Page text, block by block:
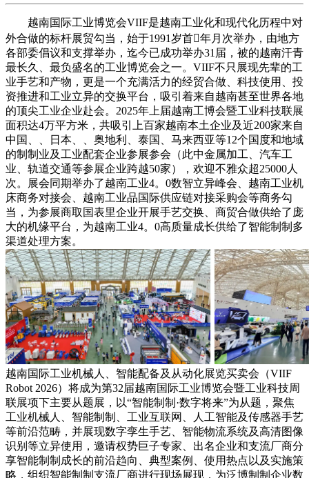
越南国际工业博览会VIIF是越南工业化和现代化历程中对
外合做的标杆展贸勾当，始于1991岁首年月次举办，由地方
各部委倡议和支撑举办，迄今已成功举办31届，被的越南汗青
最长久、最负盛名的工业博览会之一。VIIF不只展现先辈的工
业手艺和产物，更是一个充满活力的经贸合做、科技使用、投
资推进和工业立异的交换平台，吸引着来自越南甚至世界各地
的顶尖工业企业赴会。2025年上届越南工博会暨工业科技联展
面积达4万平方米，共吸引上百家越南本土企业及近200家来自
中国、、日本、、奥地利、泰国、马来西亚等12个国度和地域
的制制业及工业配套企业参展参会（此中金属加工、汽车工
业、轨道交通等参展企业跨越50家），欢迎不雅众超25000人
次。展会同期举办了越南工业4。0数智立异峰会、越南工业机
床商务对接会、越南工业品国际供应链对接采购会等商务勾
当，为参展商取国表里企业开展手艺交换、商贸合做供给了庞
大的机缘平台，为越南工业4。0高质量成长供给了智能制制多
渠道处理方案。
越南国际工业机械人、智能配备及从动化展览买卖会（VIIF
Robot 2026）将成为第32届越南国际工业博览会暨工业科技周
联展项下主要从题展，以“智能制制·数字将来”为从题，聚焦
工业机械人、智能制制、工业互联网、人工智能及传感器手艺
等前沿范畴，并展现数字孪生手艺、智能物流系统及高清图像
识别等立异使用，邀请权势巨子专家、出名企业和支流厂商分
享智能制制成长的前沿趋向、典型案例、使用热点以及实施策
略，组织智能制制支流厂商进行现场展现，为泛博制制企业数